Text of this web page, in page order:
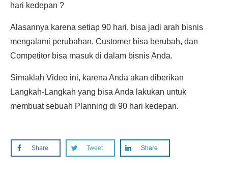
hari kedepan ?
Alasannya karena setiap 90 hari, bisa jadi arah bisnis
mengalami perubahan, Customer bisa berubah, dan
Competitor bisa masuk di dalam bisnis Anda.
Simaklah Video ini, karena Anda akan diberikan
Langkah-Langkah yang bisa Anda lakukan untuk
membuat sebuah Planning di 90 hari kedepan.
Share Tweet Share